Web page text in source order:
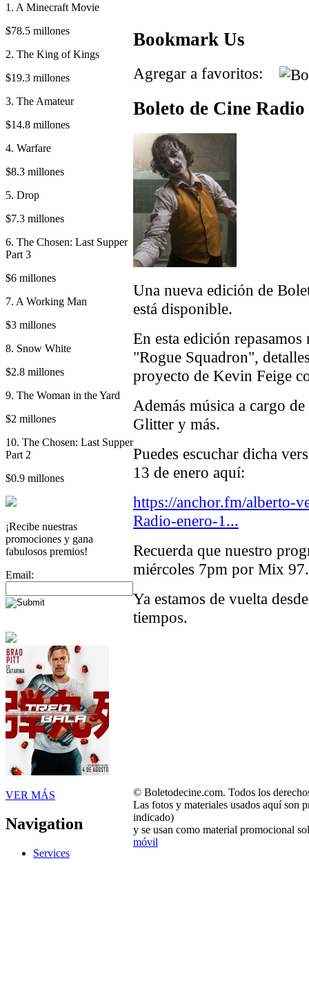
1. A Minecraft Movie
$78.5 millones
2. The King of Kings
$19.3 millones
3. The Amateur
$14.8 millones
4. Warfare
$8.3 millones
5. Drop
$7.3 millones
6. The Chosen: Last Supper
Part 3
$6 millones
7. A Working Man
$3 millones
8. Snow White
$2.8 millones
9. The Woman in the Yard
$2 millones
10. The Chosen: Last Supper
Part 2
$0.9 millones
¡Recibe nuestras
promociones y gana
fabulosos premios!
Email:
VER MÁS
Navigation
Services
Bookmark Us
Agregar a favoritos:
Boleto de Cine Radio
Una nueva edición de
está disponible.
En esta edición
"Rogue Squadron",
proyecto de Kevin Feige
Además música a cargo
Glitter y más.
Puedes escuchar dicha
13 de enero aquí:
https://anchor.fm/alberto-
Radio-enero-1...
Recuerda que nuestro
miércoles 7pm por Mix
Ya estamos de vuelta
tiempos.
© Boletodecine.com. Todos los
Las fotos y materiales usados aquí son
indicado)
y se usan como material promocional
móvil